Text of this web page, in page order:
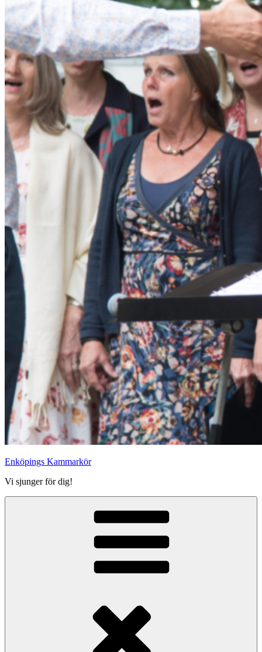
Enköpings Kammarkör
Vi sjunger för dig!